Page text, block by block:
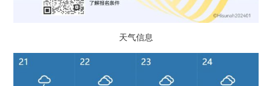
天气信息